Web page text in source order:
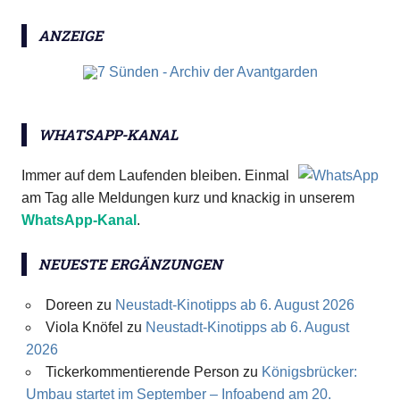
ANZEIGE
WHATSAPP-KANAL
Immer auf dem Laufenden bleiben. Einmal
am Tag alle Meldungen kurz und knackig in unserem
WhatsApp-Kanal .
NEUESTE ERGÄNZUNGEN
Doreen zu Neustadt-Kinotipps ab 6. August 2026
Viola Knöfel zu Neustadt-Kinotipps ab 6. August
2026
Tickerkommentierende Person zu Königsbrücker:
Umbau startet im September – Infoabend am 20.